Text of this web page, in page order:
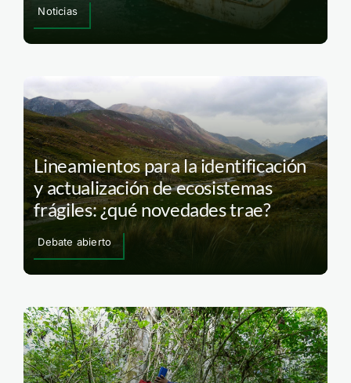
Noticias
Lineamientos para la identificación
y actualización de ecosistemas
frágiles: ¿qué novedades trae?
Debate abierto